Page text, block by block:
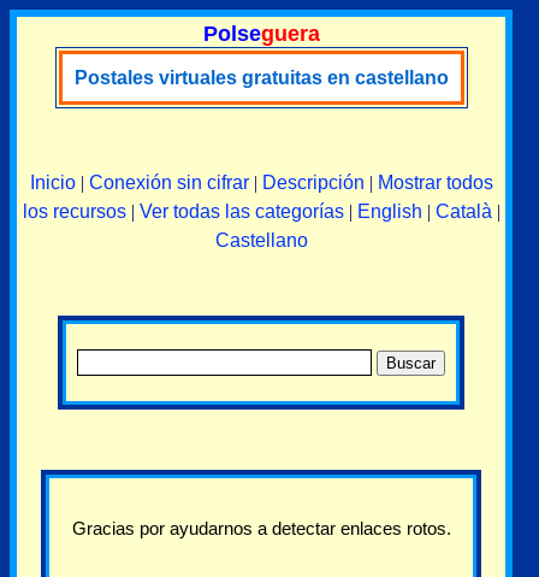
Polseguera
Postales virtuales gratuitas en castellano
Inicio| Conexión sin cifrar| Descripción | Mostrar todos
los recursos| Ver todas las categorías| English | Català |
Castellano
Gracias por ayudarnos a detectar enlaces rotos.